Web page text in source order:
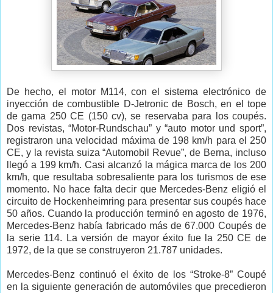
De hecho, el motor M114, con el sistema electrónico de
inyección de combustible D-Jetronic de Bosch, en el tope
de gama 250 CE (150 cv), se reservaba para los coupés.
Dos revistas, “Motor-Rundschau” y “auto motor und sport”,
registraron una velocidad máxima de 198 km/h para el 250
CE, y la revista suiza “Automobil Revue”, de Berna, incluso
llegó a 199 km/h. Casi alcanzó la mágica marca de los 200
km/h, que resultaba sobresaliente para los turismos de ese
momento. No hace falta decir que Mercedes-Benz eligió el
circuito de Hockenheimring para presentar sus coupés hace
50 años. Cuando la producción terminó en agosto de 1976,
Mercedes-Benz había fabricado más de 67.000 Coupés de
la serie 114. La versión de mayor éxito fue la 250 CE de
1972, de la que se construyeron 21.787 unidades.
Mercedes-Benz continuó el éxito de los “Stroke-8” Coupé
en la siguiente generación de automóviles que precedieron